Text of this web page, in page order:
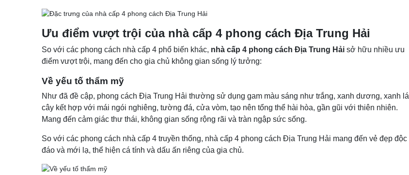
Ưu điểm vượt trội của nhà cấp 4 phong cách Địa Trung Hải
So với các phong cách nhà cấp 4 phổ biến khác, nhà cấp 4 phong cách Địa Trung Hải sở hữu nhiều ưu
điểm vượt trội, mang đến cho gia chủ không gian sống lý tưởng:
Về yếu tố thẩm mỹ
Như đã đề cập, phong cách Địa Trung Hải thường sử dụng gam màu sáng như trắng, xanh dương, xanh lá
cây kết hợp với mái ngói nghiêng, tường đá, cửa vòm, tạo nên tổng thể hài hòa, gần gũi với thiên nhiên.
Mang đến cảm giác thư thái, không gian sống rộng rãi và tràn ngập sức sống.
So với các phong cách nhà cấp 4 truyền thống, nhà cấp 4 phong cách Địa Trung Hải mang đến vẻ đẹp độc
đáo và mới lạ, thể hiện cá tính và dấu ấn riêng của gia chủ.